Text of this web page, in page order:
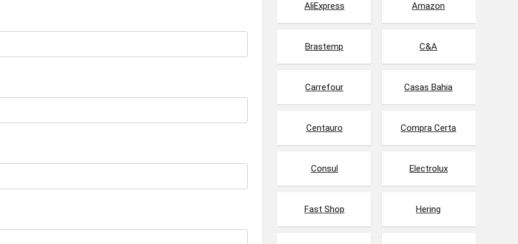
AliExpress Amazon
Brastemp C&A
Carrefour Casas Bahia
Centauro Compra Certa
Consul Electrolux
Fast Shop Hering